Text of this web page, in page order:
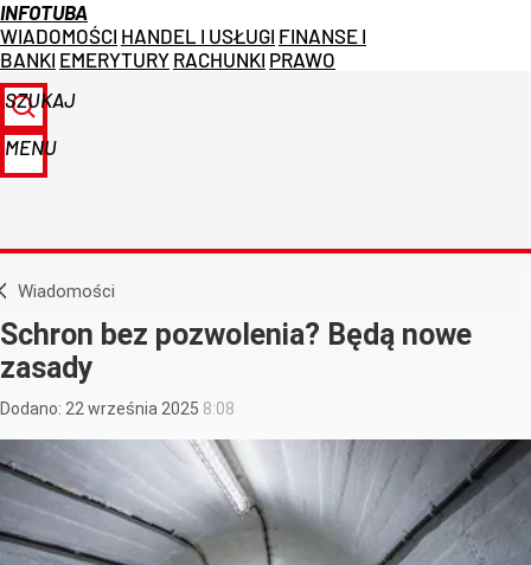
INFOTUBA
WIADOMOŚCI HANDEL I USŁUGI FINANSE I
BANKI EMERYTURY RACHUNKI PRAWO
SZUKAJ
MENU
Wiadomości
Schron bez pozwolenia? Będą nowe
zasady
Dodano: 22 września 2025 8:08